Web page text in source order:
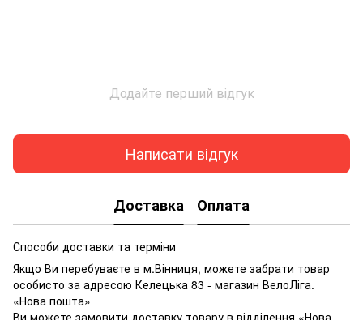
Додайте перший відгук
Написати відгук
Доставка Оплата
Способи доставки та терміни
Якщо Ви перебуваєте в м.Вінниця, можете забрати товар
особисто за адресою Келецька 83 - магазин ВелоЛіга.
«Нова пошта»
Ви можете замовити доставку товару в відділення «Нова